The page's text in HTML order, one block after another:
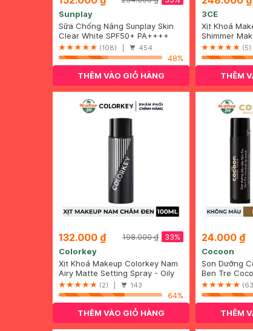
Sunplay
Sữa Chống Nắng Sunplay Skin
Aqua Dưỡng Da Sáng Mịn 55g
Clear White SPF50+ PA++++
(108) | 454
48%
THÊM VÀO GIỎ HÀNG
3CE
Xịt Khoá
Tạo Hiệu
95ml
Shimmer
THÊM
132.000 ₫ 33%
198.000 ₫
Colorkey
Xịt Khoá Makeup Colorkey Nam
Châm Đen Lâu Trôi, Bền Màu
100ml
Airy Matte Setting Spray - Oily
Skin Version(2) | 143
64%
THÊM VÀO GIỎ HÀNG
24.000 ₫
Cocoon
Son Dưỡng
Bến Tre 5g
Ben Tre
THÊM